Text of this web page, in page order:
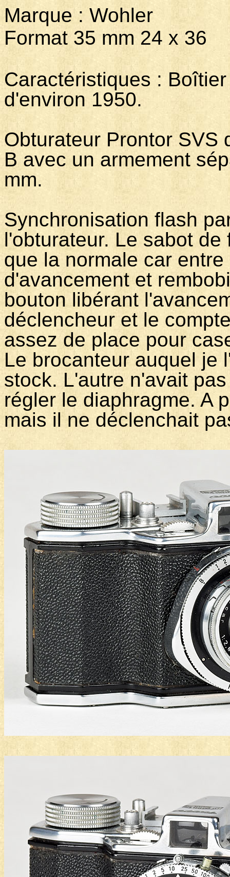
Marque :
Format 35 mm 24 x 36
Caractéristiques :
d'environ 1950.
Obturateur Prontor SVS
B avec un armement
mm.
Synchronisation flash
l'obturateur. Le sabot
que la normale car
d'avancement et
bouton libérant
déclencheur et le
assez de place pour
Le brocanteur auquel je
stock. L'autre n'avait
régler le diaphragme. A
mais il ne déclenchait